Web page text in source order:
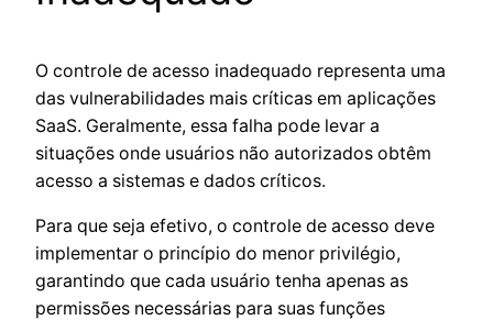
O controle de acesso inadequado representa uma
das vulnerabilidades mais críticas em aplicações
SaaS. Geralmente, essa falha pode levar a
situações onde usuários não autorizados obtêm
acesso a sistemas e dados críticos.
Para que seja efetivo, o controle de acesso deve
implementar o princípio do menor privilégio,
garantindo que cada usuário tenha apenas as
permissões necessárias para suas funções